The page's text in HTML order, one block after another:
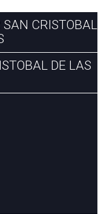
SAN CRISTOBAL
DE LAS